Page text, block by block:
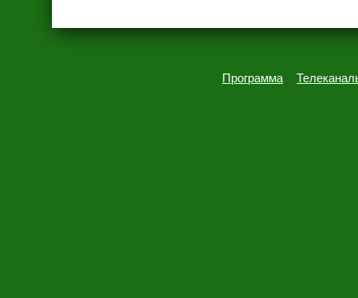
Программа